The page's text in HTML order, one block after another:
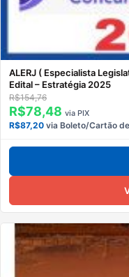
ALERJ ( Especialista
Edital – Estratégia 2025
R$154,76
R$78,48 via PIX
R$87,20 via Boleto/Cartão